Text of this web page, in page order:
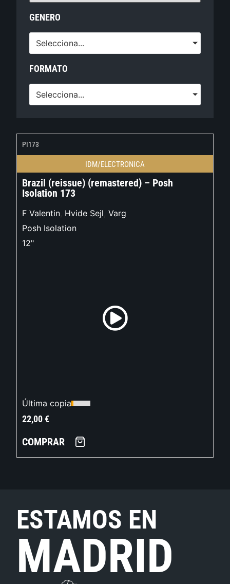
GENERO
Selecciona...
FORMATO
Selecciona...
PI173
IDM/ELECTRONICA
Brazil (reissue) (remastered) – Posh
Isolation 173
F Valentin, Hvide Sejl, Varg
Posh Isolation
12"
Última copia
22,00€
COMPRAR
ESTAMOS EN
MADRID